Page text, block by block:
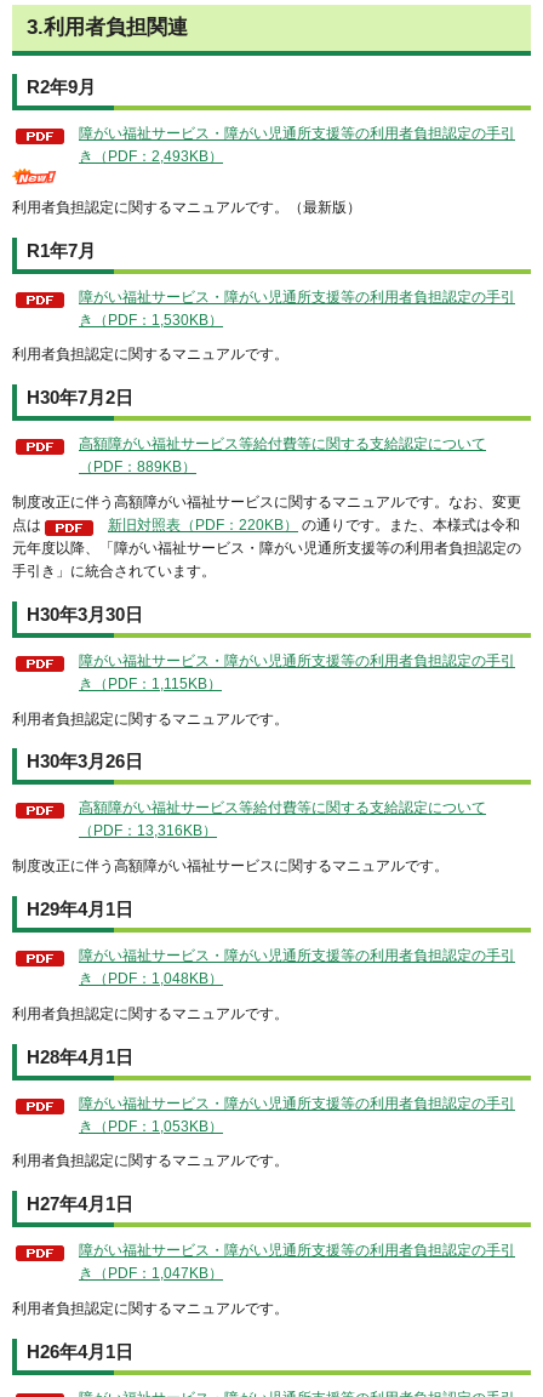
3.利用者負担関連
R2年9月
障がい福祉サービス・障がい児通所支援等の利用者負担認定の手引
き（PDF：2,493KB）
利用者負担認定に関するマニュアルです。（最新版）
R1年7月
障がい福祉サービス・障がい児通所支援等の利用者負担認定の手引
き（PDF：1,530KB）
利用者負担認定に関するマニュアルです。
H30年7月2日
高額障がい福祉サービス等給付費等に関する支給認定について
（PDF：889KB）
制度改正に伴う高額障がい福祉サービスに関するマニュアルです。なお、変更
点は
新旧対照表（PDF：220KB）
の通りです。また、本様式は令和
元年度以降、「障がい福祉サービス・障がい児通所支援等の利用者負担認定の
手引き」に統合されています。
H30年3月30日
障がい福祉サービス・障がい児通所支援等の利用者負担認定の手引
き（PDF：1,115KB）
利用者負担認定に関するマニュアルです。
H30年3月26日
高額障がい福祉サービス等給付費等に関する支給認定について
（PDF：13,316KB）
制度改正に伴う高額障がい福祉サービスに関するマニュアルです。
H29年4月1日
障がい福祉サービス・障がい児通所支援等の利用者負担認定の手引
き（PDF：1,048KB）
利用者負担認定に関するマニュアルです。
H28年4月1日
障がい福祉サービス・障がい児通所支援等の利用者負担認定の手引
き（PDF：1,053KB）
利用者負担認定に関するマニュアルです。
H27年4月1日
障がい福祉サービス・障がい児通所支援等の利用者負担認定の手引
き（PDF：1,047KB）
利用者負担認定に関するマニュアルです。
H26年4月1日